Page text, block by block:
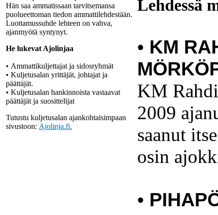
Hän saa ammatissaan tarvitsemansa
puolueettoman tiedon ammattilehdestään.
Luottamussuhde lehteen on vahva,
ajanmyötä syntynyt.
He lukevat Ajolinjaa
• Ammattikuljettajat ja sidosryhmät
• Kuljetusalan yrittäjät, johtajat ja
päättäjät.
• Kuljetusalan hankinnoista vastaavat
päättäjät ja suosittelijat
Tutustu kuljetusalan ajankohtaisimpaan
sivustoon: Ajolinja.fi.
Lehdessä
• KM
KM
2009
saanut
osin
•